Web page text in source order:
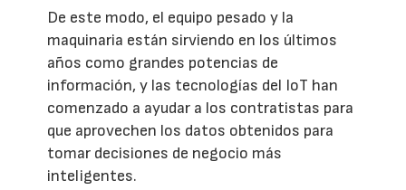
De este modo, el equipo pesado y la
maquinaria están sirviendo en los últimos
años como grandes potencias de
información, y las tecnologías del IoT han
comenzado a ayudar a los contratistas para
que aprovechen los datos obtenidos para
tomar decisiones de negocio más
inteligentes.